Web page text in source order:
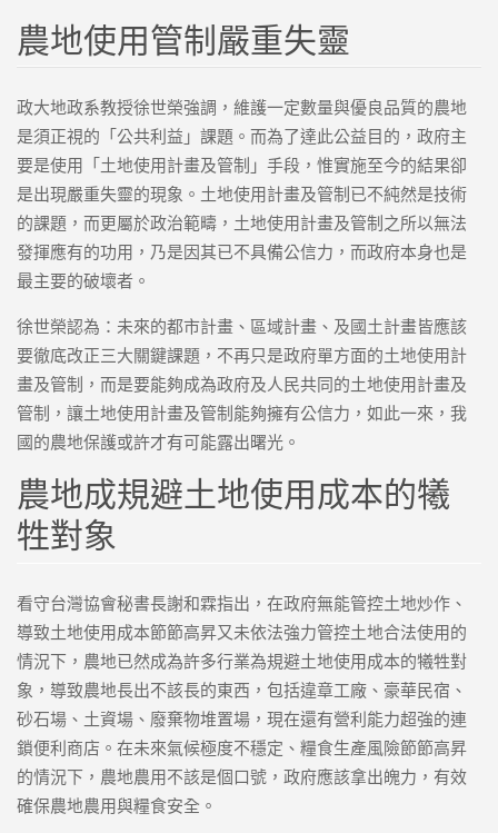
農地使用管制嚴重失靈
政大地政系教授徐世榮強調，維護一定數量與優良品質的農地
是須正視的「公共利益」課題。而為了達此公益目的，政府主
要是使用「土地使用計畫及管制」手段，惟實施至今的結果卻
是出現嚴重失靈的現象。土地使用計畫及管制已不純然是技術
的課題，而更屬於政治範疇，土地使用計畫及管制之所以無法
發揮應有的功用，乃是因其已不具備公信力，而政府本身也是
最主要的破壞者。
徐世榮認為：未來的都市計畫、區域計畫、及國土計畫皆應該
要徹底改正三大關鍵課題，不再只是政府單方面的土地使用計
畫及管制，而是要能夠成為政府及人民共同的土地使用計畫及
管制，讓土地使用計畫及管制能夠擁有公信力，如此一來，我
國的農地保護或許才有可能露出曙光。
農地成規避土地使用成本的犧
牲對象
看守台灣協會秘書長謝和霖指出，在政府無能管控土地炒作、
導致土地使用成本節節高昇又未依法強力管控土地合法使用的
情況下，農地已然成為許多行業為規避土地使用成本的犧牲對
象，導致農地長出不該長的東西，包括違章工廠、豪華民宿、
砂石場、土資場、廢棄物堆置場，現在還有營利能力超強的連
鎖便利商店。在未來氣候極度不穩定、糧食生產風險節節高昇
的情況下，農地農用不該是個口號，政府應該拿出魄力，有效
確保農地農用與糧食安全。